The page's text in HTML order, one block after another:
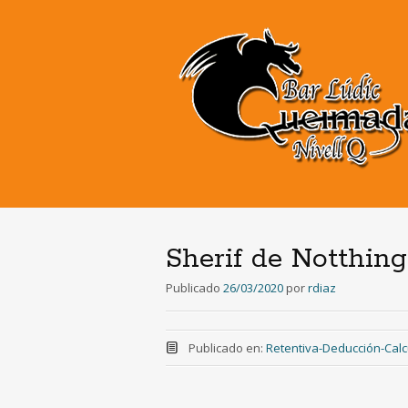
Sherif de
Publicado 26/03/2020 porrdiaz
Publicado en: Retentiva-Deducción-